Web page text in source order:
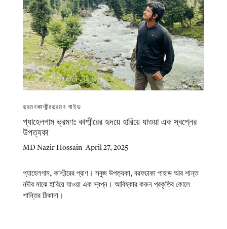
ভ্রমণকাশ্মীরভ্রমণ গাইড
প্যাহেলগাম ভ্রমণ: কাশ্মীরের হৃদয়ে হারিয়ে যাওয়া এক স্বপ্নের
উপত্যকা
MD Nazir Hossain April 27, 2025
প্যাহেলগাম, কাশ্মীরের প্রাণ। সবুজ উপত্যকা, বরফঢাকা পাহাড় আর শান্ত
নদীর মাঝে হারিয়ে যাওয়া এক স্বপ্ন। আবিষ্কার করুন প্রকৃতির কোলে
শান্তির ঠিকানা।